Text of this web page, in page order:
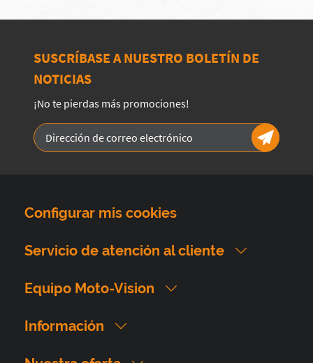
SUSCRÍBASE A NUESTRO BOLETÍN DE
NOTICIAS
¡No te pierdas más promociones!
Configurar mis cookies
Servicio de atención al cliente
Equipo Moto-Vision
Información